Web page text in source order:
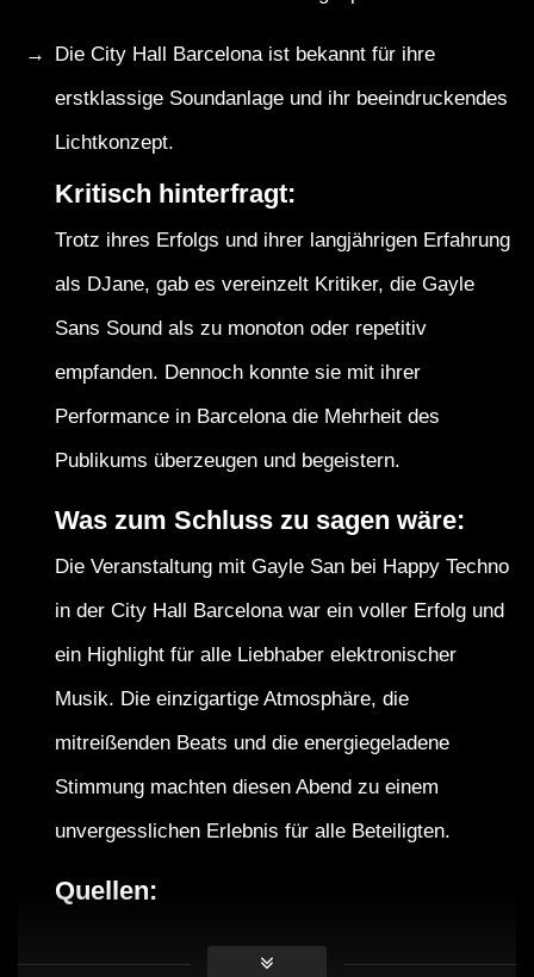
Die City Hall Barcelona ist bekannt für ihre
erstklassige Soundanlage und ihr beeindruckendes
Lichtkonzept.
Kritisch hinterfragt:
Trotz ihres Erfolgs und ihrer langjährigen Erfahrung
als DJane, gab es vereinzelt Kritiker, die Gayle
Sans Sound als zu monoton oder repetitiv
empfanden. Dennoch konnte sie mit ihrer
Performance in Barcelona die Mehrheit des
Publikums überzeugen und begeistern.
Was zum Schluss zu sagen wäre:
Die Veranstaltung mit Gayle San bei Happy Techno
in der City Hall Barcelona war ein voller Erfolg und
ein Highlight für alle Liebhaber elektronischer
Musik. Die einzigartige Atmosphäre, die
mitreißenden Beats und die energiegeladene
Stimmung machten diesen Abend zu einem
unvergesslichen Erlebnis für alle Beteiligten.
Quellen:
Wikipedia – Gayle San